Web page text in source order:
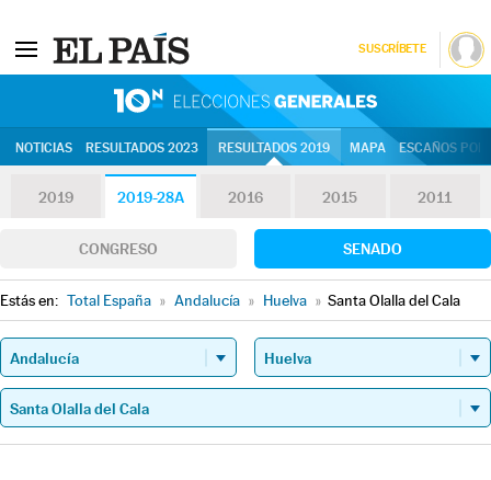
SUSCRÍBETE
NOTICIAS RESULTADOS 2023 RESULTADOS 2019 MAPA ESCAÑOS
2019 2019-28A 2016 2015 2011
CONGRESO SENADO
Estás en: Total España » Andalucía » Huelva » Santa Olalla del Cala